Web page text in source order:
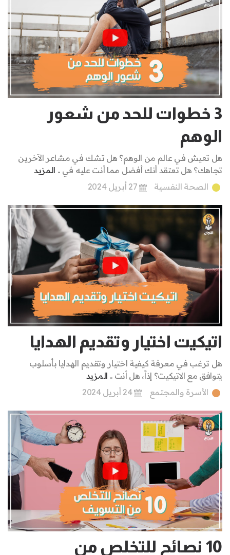
3 خطوات للحد من شعور
الوهم
هل تعيش في عالم من الوهم؟ هل تشك في مشاعر الآخرين
تجاهك؟ هل تعتقد أنك أفضل مما أنت عليه في .. المزيد
الصحة النفسية
27 أبريل 2024
اتيكيت اختيار وتقديم الهدايا
هل ترغب في معرفة كيفية اختيار وتقديم الهدايا بأسلوب
يتوافق مع الاتيكيت؟ إذاً، هل أنت .. المزيد
الأسرة والمجتمع
24 أبريل 2024
10 نصائح للتخلص من